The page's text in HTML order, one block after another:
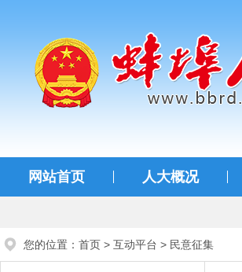
网站首页 人大概况
您的位置： 首页 > 互动平台 > 民意征集